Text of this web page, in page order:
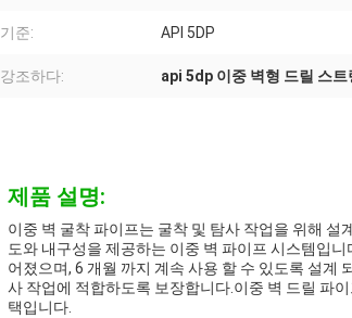
기준: API 5DP
강조하다: api 5dp 이중 벽형 드릴 스트
제품 설명:
이중 벽 굴착 파이프는 굴착 및 탐사 작업을 위해
도와 내구성을 제공하는 이중 벽 파이프 시스템입
어졌으며, 6 개월 까지 계속 사용 할 수 있도록 설계
사 작업에 적합하도록 보장합니다.이중 벽 드릴 파
택입니다.